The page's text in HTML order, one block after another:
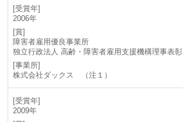
2006年
障害者雇用優良事業所
独立行政法人 高齢・障害者雇用支援機構理事表彰
株式会社ダックス （注１）
2009年